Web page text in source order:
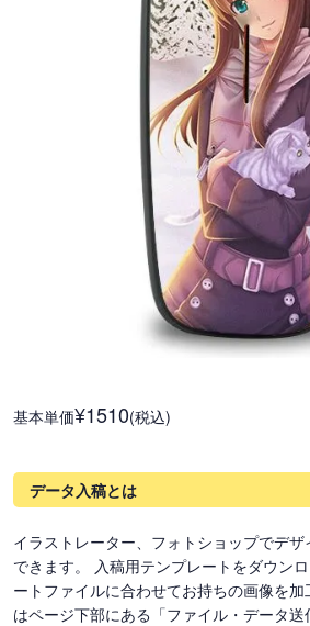
基本単価¥1510(税込)
データ入稿とは
イラストレーター、フォトショップでデ
できます。 入稿用テンプレートをダウン
ートファイルに合わせてお持ちの画像を
はページ下部にある「ファイル・データ